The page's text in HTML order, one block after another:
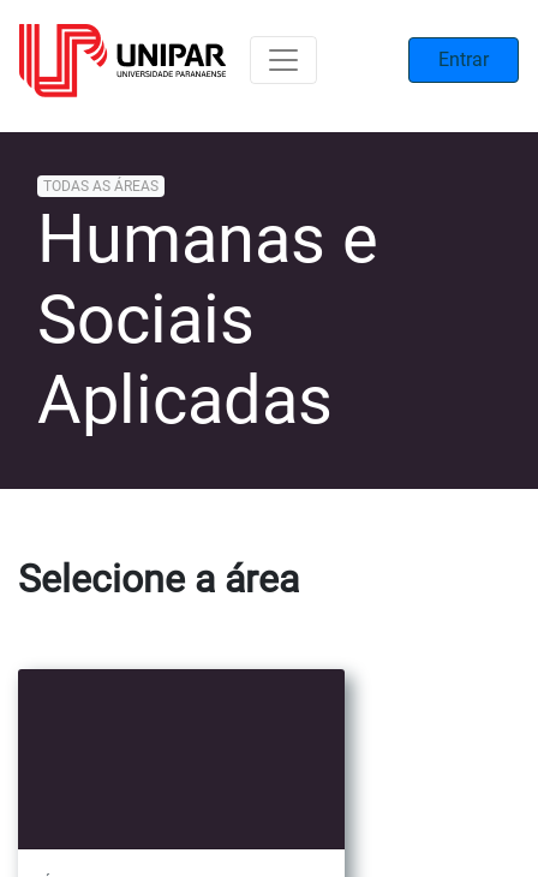
Entrar
TODAS AS ÁREAS
Humanas e
Sociais
Aplicadas
Selecione a área